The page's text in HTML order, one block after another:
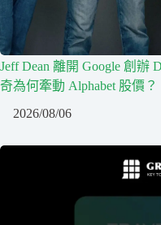
Jeff Dean 離開 Google 創辦
奇為何牽動 Alphabet 股價？
2026/08/06